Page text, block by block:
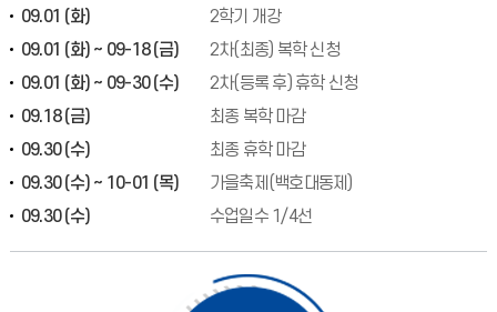
09.01 (화)
2학기 개강
09.01 (화) ~ 09-18 (금)
2차(최종) 복학 신청
09.01 (화) ~ 09-30 (수)
2차(등록 후) 휴학 신청
09.18 (금)
최종 복학 마감
09.30 (수)
최종 휴학 마감
09.30 (수) ~ 10-01 (목)
가을축제(백호대동제)
09.30 (수)
수업일수 1/4선